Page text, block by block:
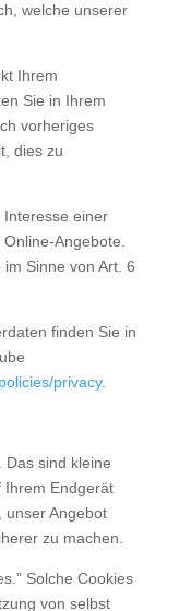
welche unserer
Ihrem
Sie in Ihrem
vorheriges
dies zu
Interesse einer
Angebote.
Sinne von Art. 6
finden Sie in
privacy.
Das sind kleine
Ihrem Endgerät
unser Angebot
zu machen.
Solche Cookies
von selbst